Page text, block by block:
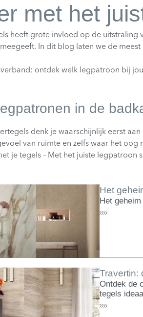
met het
heeft grote invloed op de
meegeeft. In dit blog laten we de
ontdek welk legpatroon bij
in de
denk je waarschijnlijk eerst
van ruimte en zelfs waar het
je tegels – Met het juiste legpatroon
Het
Het
Travertin:
Ontdek de
tegels